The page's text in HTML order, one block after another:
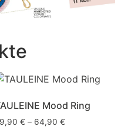
Mood Ring
€ – 64,90 €